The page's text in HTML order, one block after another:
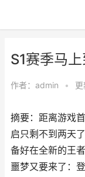
S1赛季马
作者： admin •
摘要：距离游戏
启只剩不到两天
备好在全新的王
噩梦又要来了：